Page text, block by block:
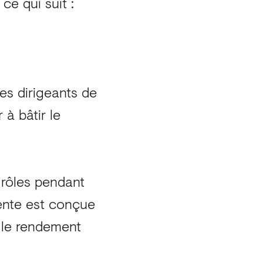
dirigeants de
à bâtir le
pendant
est conçue
rendement